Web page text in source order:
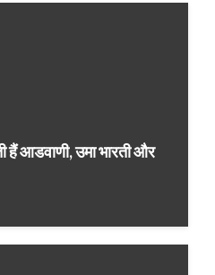
हैं आडवाणी, उमा भारती और